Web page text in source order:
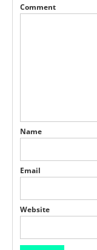
Comment
Name
Email
Website